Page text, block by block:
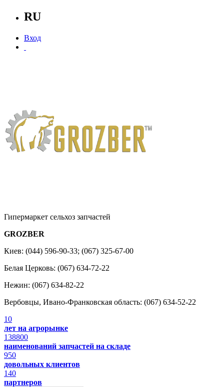
RU
Вход
Гипермаркет сельхоз запчастей
GROZBER
Киев: (044) 596-90-33; (067) 325-67-00
Белая Церковь: (067) 634-72-22
Нежин: (067) 634-82-22
Вербовцы, Ивано-Франковская область: (067) 634-52-22
10
лет на агрорынке
138800
наименований запчастей на складе
950
довольных клиентов
140
партнеров